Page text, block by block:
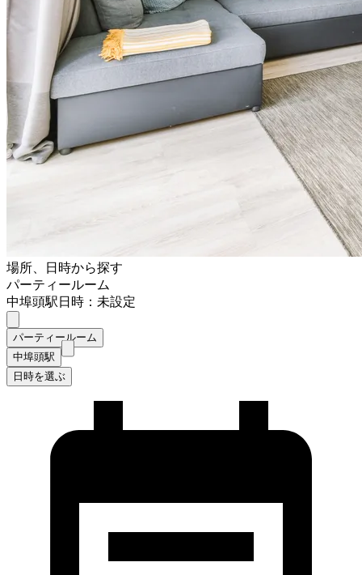
場所、日時から探す
パーティールーム
中埠頭駅日時：未設定
パーティールーム
中埠頭駅
日時を選ぶ